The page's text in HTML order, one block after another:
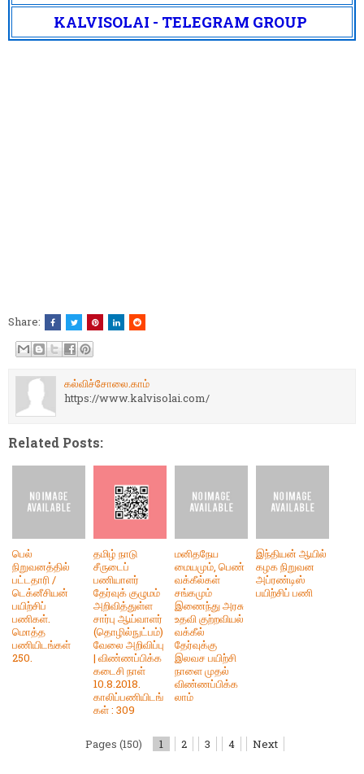
KALVISOLAI - TELEGRAM GROUP
Share:
கல்விச்சோலை.காம்
https://www.kalvisolai.com/
Related Posts:
பெல்
நிறுவனத்தில்
பட்டதாரி /
டெக்னீசியன்
பயிற்சிப்
பணிகள்.
மொத்த
பணியிடங்கள்
250.
தமிழ் நாடு
சீருடைப்
பணியாளர்
தேர்வுக் குழுமம்
அறிவித்துள்ள
சார்பு ஆய்வாளர்
(தொழில்நுட்பம்)
வேலை அறிவிப்பு
| விண்ணப்பிக்க
கடைசி நாள்
10.8.2018.
காலிப்பணியிடங்
கள் : 309
மனிதநேய
மையமும், பெண்
வக்கீல்கள்
சங்கமும்
இணைந்து அரசு
உதவி குற்றவியல்
வக்கீல்
தேர்வுக்கு
இலவச பயிற்சி
நாளை முதல்
விண்ணப்பிக்க
லாம்
இந்தியன் ஆயில்
கழக நிறுவன
அப்ரண்டிஸ்
பயிற்சிப் பணி
Pages (150) 1 2 3 4 Next